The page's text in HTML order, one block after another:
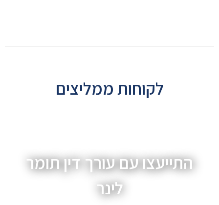
לקוחות ממליצים
התייעצו עם עורך דין תומר
לינר